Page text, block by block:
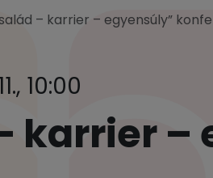
– karrier – egyensúly”
10:00
karrier